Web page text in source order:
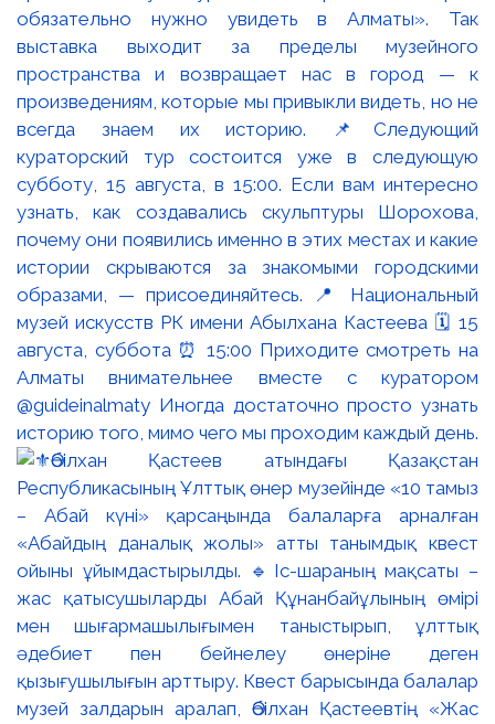
обязательно нужно увидеть в Алматы». Так
выставка выходит за пределы музейного
пространства и возвращает нас в город — к
произведениям, которые мы привыкли видеть, но не
всегда знаем их историю. 📌Следующий
кураторский тур состоится уже в следующую
субботу, 15 августа, в 15:00. Если вам интересно
узнать, как создавались скульптуры Шорохова,
почему они появились именно в этих местах и какие
истории скрываются за знакомыми городскими
образами, — присоединяйтесь. 📍 Национальный
музей искусств РК имени Абылхана Кастеева 🗓 15
августа, суббота ⏰ 15:00 Приходите смотреть на
Алматы внимательнее вместе с куратором
@guideinalmaty Иногда достаточно просто узнать
историю того, мимо чего мы проходим каждый день.